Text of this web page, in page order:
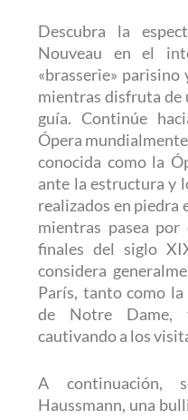
Descubra la
Nouveau en el
«brasserie» parisino
mientras disfruta de
guía. Continúe
Ópera
conocida como la
ante la estructura y
realizados en piedra
mientras pasea
finales del siglo
considera
París, tanto como
de Notre Dame,
cautivando a los
A continuación,
Haussmann, una